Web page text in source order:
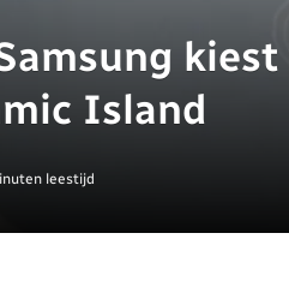
Island
leestijd